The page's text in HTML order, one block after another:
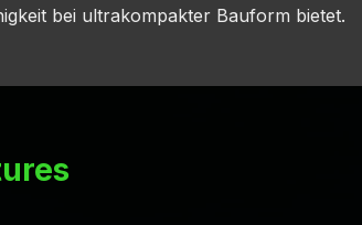
bei ultrakompakter Bauform bietet.